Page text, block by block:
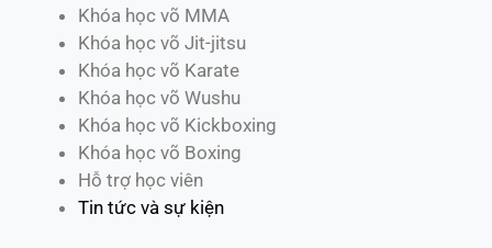
Khóa học võ MMA
Khóa học võ Jit-jitsu
Khóa học võ Karate
Khóa học võ Wushu
Khóa học võ Kickboxing
Khóa học võ Boxing
Hỗ trợ học viên
Tin tức và sự kiện